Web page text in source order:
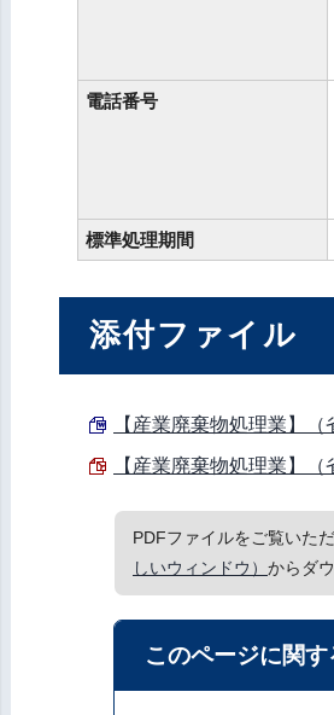
電話番号
標準処理期間
添付ファイル
【産業廃棄物処理業】
【産業廃棄物処理業】
PDFファイルをご覧いた
しいウィンドウ） からダ
このページに関す